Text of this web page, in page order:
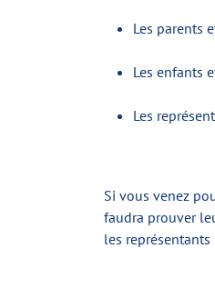
Les parents
Les enfants
Les
Si vous venez
faudra prouver
les